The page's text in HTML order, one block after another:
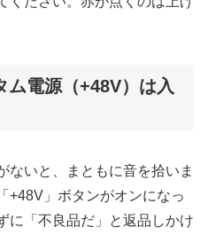
ム電源（+48V）は入
ないと、まともに音を拾いま
+48V」ボタンがオンになっ
に「不良品だ」と返品しかけ